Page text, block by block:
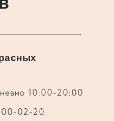
10:00-20:00
02-20